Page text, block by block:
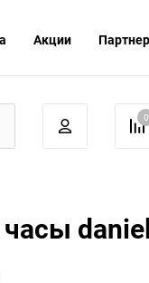
Акции
0